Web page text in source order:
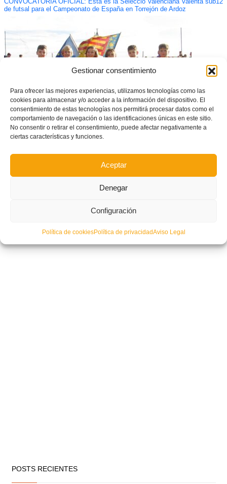
Gestionar consentimiento
Para ofrecer las mejores experiencias, utilizamos tecnologías como las
cookies para almacenar y/o acceder a la información del dispositivo. El
consentimiento de estas tecnologías nos permitirá procesar datos como el
comportamiento de navegación o las identificaciones únicas en este sitio.
No consentir o retirar el consentimiento, puede afectar negativamente a
ciertas características y funciones.
Aceptar
Denegar
Configuración
Política de cookiesPolítica de privacidadAviso Legal
de futsal para el Campeonato de España en Torrejón de Ardoz
Seis nuevos equipos clasificados para la segunda fase de la Copa
POSTS RECIENTES